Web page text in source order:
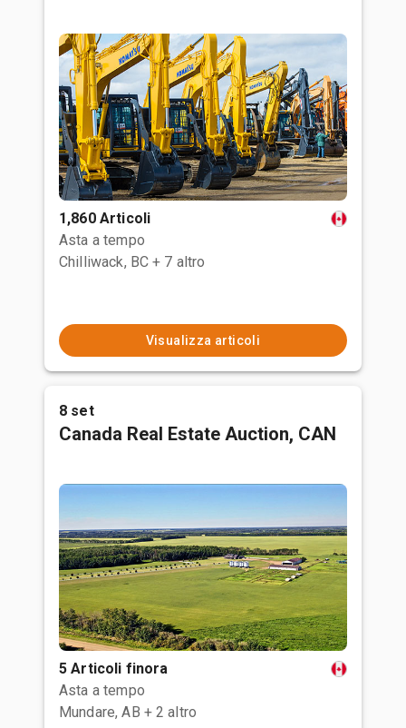
1,860 Articoli
Asta a tempo
Chilliwack, BC + 7 altro
Visualizza articoli
8 set
Canada Real Estate Auction, CAN
5 Articoli finora
Asta a tempo
Mundare, AB + 2 altro